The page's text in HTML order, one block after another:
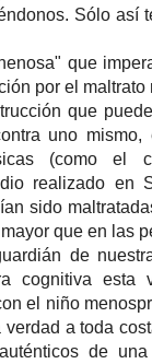
Sólo así
que
por el
que
uno
(como el
realizado en
sido
que en las
de
cognitiva esta
el niño
a toda
de